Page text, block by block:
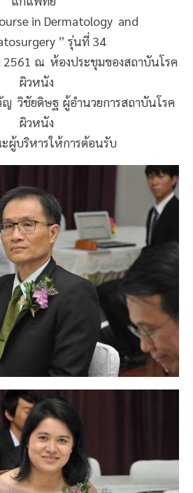
in Dermatology and
” รุ่นที่ 34
ณ ห้องประชุมของสถาบันโรค
ผิวหนัง
วิชัยดิษฐ ผู้อำนวยการสถาบันโรค
ผิวหนัง
ผู้บริหารให้การต้อนรับ